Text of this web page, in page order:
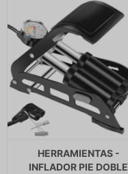
HERRAMIENTAS -
INFLADOR PIE DOBLE